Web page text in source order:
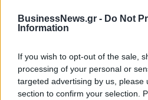
BusinessNews.gr - Do Not
Information
If you wish to opt-out of the sale,
processing of your personal or
targeted advertising by us, please
section to confirm your selection.
Τύπου
Η Chery επενδύει 75 εκατ. δολάρια